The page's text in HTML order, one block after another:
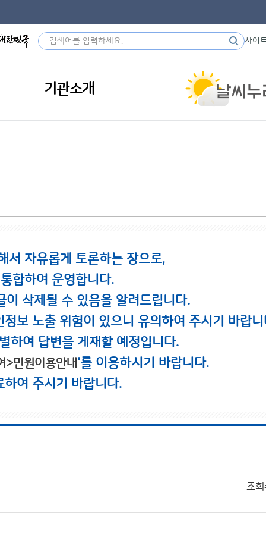
사이
기관소개
서 자유롭게 토론하는 장으로,
합하여 운영합니다.
삭제될 수 있음을 알려드립니다.
보 노출 위험이 있으니 유의하여 주시기 바랍니
하여 답변을 게재할 예정입니다.
>민원이용안내'를 이용하시기 바랍니다.
여 주시기 바랍니다.
조회